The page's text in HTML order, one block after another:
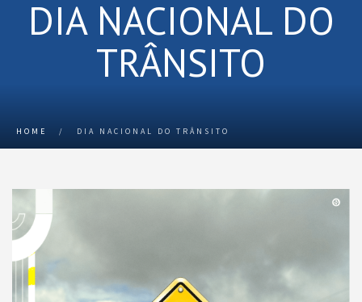
DIA NACIONAL DO
TRÂNSITO
HOME / DIA NACIONAL DO TRÂNSITO